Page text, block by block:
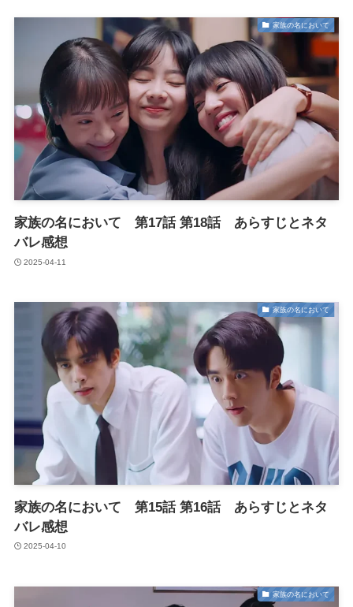
家族の名において
家族の名において 第17話 第18話 あらすじとネタ
バレ感想
2025-04-11
家族の名において
家族の名において 第15話 第16話 あらすじとネタ
バレ感想
2025-04-10
家族の名において